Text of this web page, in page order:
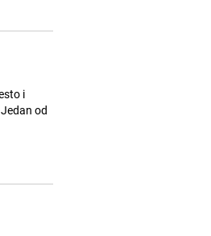
i
od